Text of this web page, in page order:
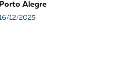
Porto Alegre
12/2025